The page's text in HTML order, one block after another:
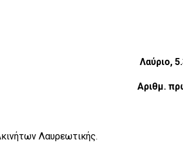
Λαύριο,
Αριθμ.
Λαυρεωτικής.